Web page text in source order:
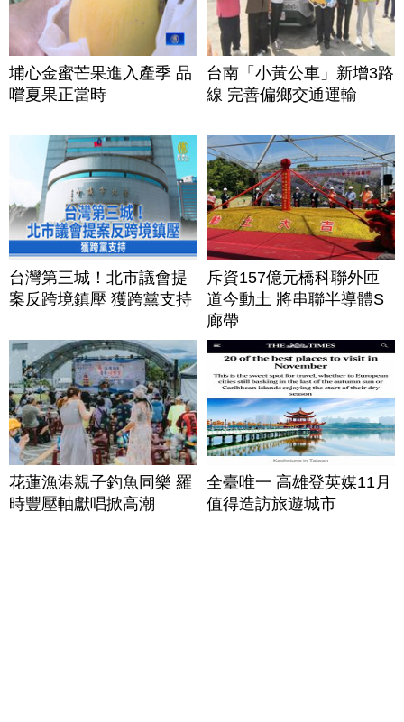
埔心金蜜芒果進入產季 品
嚐夏果正當時
台南「小黃公車」新增3路
線 完善偏鄉交通運輸
台灣第三城！北市議會提
案反跨境鎮壓 獲跨黨支持
斥資157億元橋科聯外匝
道今動土 將串聯半導體S
廊帶
花蓮漁港親子釣魚同樂 羅
時豐壓軸獻唱掀高潮
全臺唯一 高雄登英媒11月
值得造訪旅遊城市